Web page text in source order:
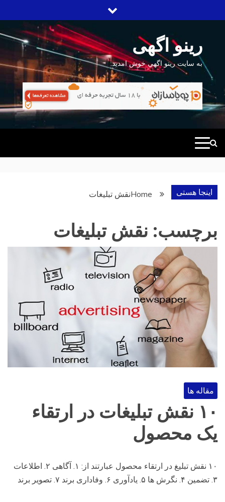
to
رینو اگهی
به سایت رینو اگهی خوش امدید.
اینجا هستی Homeنقش تبلیغات
برچسب: نقش تبلیغات
مقاله ها
۱۰ نقش تبلیغات در ارتقاء
یک محصول
۱۰ نقش تبلیغ در ارتقاء محصول عبارتند از: ۱. آگاهی ۲. اطلاعات
۳. تضمین ۴. نگرش ها ۵. یادآوری ۶. وفاداری برند ۷. تصویر برند